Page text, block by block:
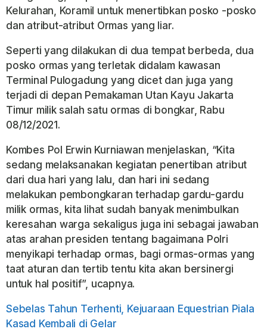
Kelurahan, Koramil untuk menertibkan posko -posko
dan atribut-atribut Ormas yang liar.
Seperti yang dilakukan di dua tempat berbeda, dua
posko ormas yang terletak didalam kawasan
Terminal Pulogadung yang dicet dan juga yang
terjadi di depan Pemakaman Utan Kayu Jakarta
Timur milik salah satu ormas di bongkar, Rabu
08/12/2021.
Kombes Pol Erwin Kurniawan menjelaskan, “Kita
sedang melaksanakan kegiatan penertiban atribut
dari dua hari yang lalu, dan hari ini sedang
melakukan pembongkaran terhadap gardu-gardu
milik ormas, kita lihat sudah banyak menimbulkan
keresahan warga sekaligus juga ini sebagai jawaban
atas arahan presiden tentang bagaimana Polri
menyikapi terhadap ormas, bagi ormas-ormas yang
taat aturan dan tertib tentu kita akan bersinergi
untuk hal positif”, ucapnya.
Sebelas Tahun Terhenti, Kejuaraan Equestrian Piala
Kasad Kembali di Gelar